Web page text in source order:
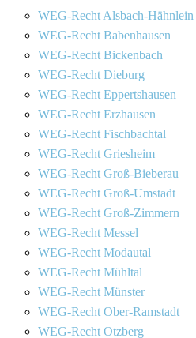
WEG-Recht Alsbach-Hähnlein
WEG-Recht Babenhausen
WEG-Recht Bickenbach
WEG-Recht Dieburg
WEG-Recht Eppertshausen
WEG-Recht Erzhausen
WEG-Recht Fischbachtal
WEG-Recht Griesheim
WEG-Recht Groß-Bieberau
WEG-Recht Groß-Umstadt
WEG-Recht Groß-Zimmern
WEG-Recht Messel
WEG-Recht Modautal
WEG-Recht Mühltal
WEG-Recht Münster
WEG-Recht Ober-Ramstadt
WEG-Recht Otzberg